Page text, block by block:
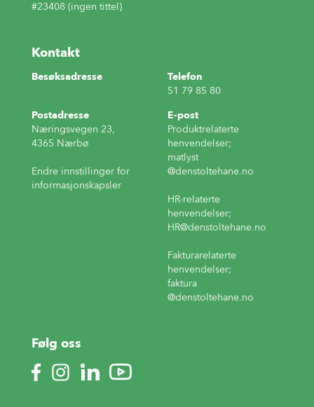
#23408 (ingen tittel)
Kontakt
Besøksadresse
Telefon
51 79 85 80
Postadresse
Næringsvegen 23,
4365 Nærbø
Endre innstillinger for
informasjonskapsler
E-post
Produktrelaterte
henvendelser;
matlyst
@denstoltehane.no
HR-relaterte
henvendelser;
HR@denstoltehane.no
Fakturarelaterte
henvendelser;
faktura
@denstoltehane.no
Følg oss